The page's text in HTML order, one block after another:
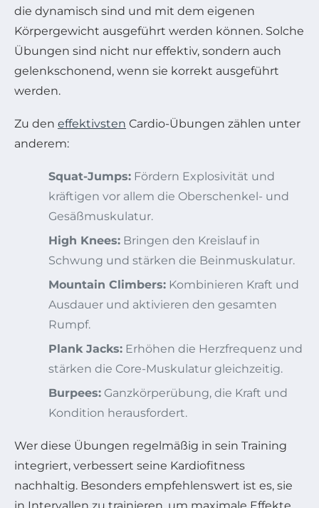
die dynamisch sind und mit dem eigenen
Körpergewicht ausgeführt werden können. Solche
Übungen sind nicht nur effektiv, sondern auch
gelenkschonend, wenn sie korrekt ausgeführt
werden.
Zu den effektivsten Cardio-Übungen zählen unter
anderem:
Squat-Jumps: Fördern Explosivität und
kräftigen vor allem die Oberschenkel- und
Gesäßmuskulatur.
High Knees: Bringen den Kreislauf in
Schwung und stärken die Beinmuskulatur.
Mountain Climbers: Kombinieren Kraft und
Ausdauer und aktivieren den gesamten
Rumpf.
Plank Jacks: Erhöhen die Herzfrequenz und
stärken die Core-Muskulatur gleichzeitig.
Burpees: Ganzkörperübung, die Kraft und
Kondition herausfordert.
Wer diese Übungen regelmäßig in sein Training
integriert, verbessert seine Kardiofitness
nachhaltig. Besonders empfehlenswert ist es, sie